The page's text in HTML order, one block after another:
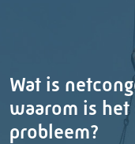
Wat is
waarom is het
probleem?